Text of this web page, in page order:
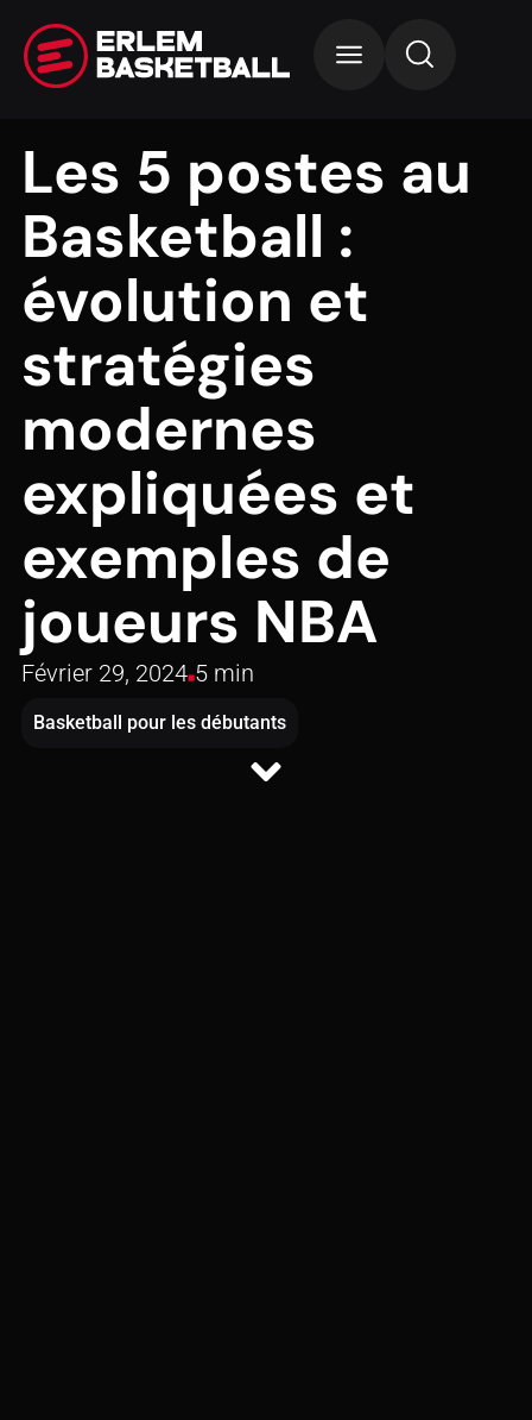
Les 5 postes au
Basketball :
évolution et
stratégies
modernes
expliquées et
exemples de
joueurs NBA
Février 29, 2024 5 min
Basketball pour les débutants